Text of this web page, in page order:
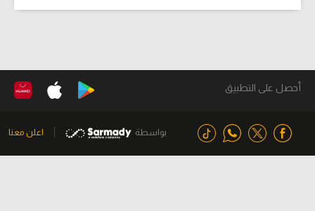
أحصل على التطبيق
بواسطة اعلن معنا